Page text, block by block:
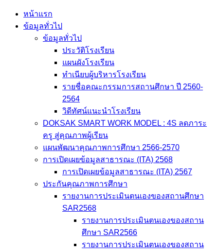
Skip
หน้าแรก
ข้อมูลทั่วไป
ข้อมูลทั่วไป
ประวัติโรงเรียน
แผนผังโรงเรียน
ทำเนียบผู้บริหารโรงเรียน
รายชื่อคณะกรรมการสถานศึกษา ปี 2560-
2564
วิดีทัศน์แนะนำโรงเรียน
DOKSAK SMART WORK MODEL : 4S ลดภาระ
ครู สู่คุณภาพผู้เรียน
แผนพัฒนาคุณภาพการศึกษา 2566-2570
การเปิดเผยข้อมูลสาธารณะ (ITA) 2568
การเปิดเผยข้อมูลสาธารณะ (ITA) 2567
ประกันคุณภาพการศึกษา
รายงานการประเมินตนเองของสถานศึกษา
SAR2568
รายงานการประเมินตนเองของสถาน
ศึกษา SAR2566
รายงานการประเมินตนเองของสถาน